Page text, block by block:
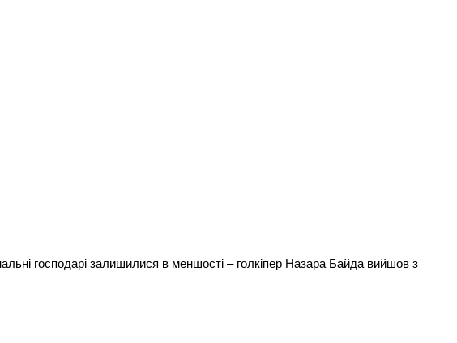
господарі залишилися в меншості – голкіпер Назара Байда вийшов з